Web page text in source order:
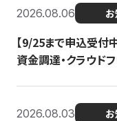
2026.08.06
【9/25まで申込受付
資金調達・クラウド
2026.08.03